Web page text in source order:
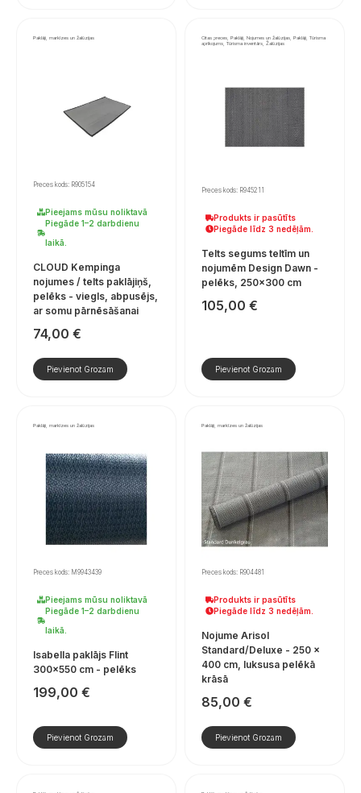
Paklāji, markīzes un žalūzijas
Preces kods: R905154
Pieejams mūsu noliktavā
Piegāde 1–2 darbdienu
laikā.
CLOUD Kempinga
nojumes / telts paklājiņš,
pelēks - viegls, abpusējs,
ar somu pārnēsāšanai
74,00 €
Pievienot Grozam
Citas preces, Paklāji, Nojumes un žalūzijas, Paklāji, Tūrisma
aprīkojums, Tūrisma inventārs, Žalūzijas
Preces kods: R945211
Produkts ir pasūtīts
Piegāde līdz 3 nedēļām.
Telts segums teltīm un
nojumēm Design Dawn -
pelēks, 250×300 cm
105,00 €
Pievienot Grozam
Paklāji, markīzes un žalūzijas
Preces kods: M9943439
Pieejams mūsu noliktavā
Piegāde 1–2 darbdienu
laikā.
Isabella paklājs Flint
300×550 cm - pelēks
199,00 €
Pievienot Grozam
Paklāji, markīzes un žalūzijas
Preces kods: R904481
Produkts ir pasūtīts
Piegāde līdz 3 nedēļām.
Nojume Arisol
Standard/Deluxe - 250 ×
400 cm, luksusa pelēkā
krāsā
85,00 €
Pievienot Grozam